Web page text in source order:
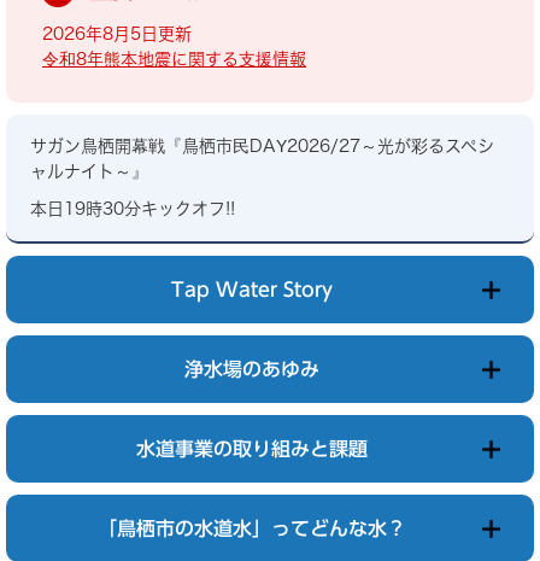
2026年8月5日更新
令和8年熊本地震に関する支援情報
サガン鳥栖開幕戦『鳥栖市民DAY2026/27～光が彩るスペシ
ャルナイト～』
本日19時30分キックオフ!!
Tap Water Story
浄水場のあゆみ
水道事業の取り組みと課題
「鳥栖市の水道水」ってどんな水？